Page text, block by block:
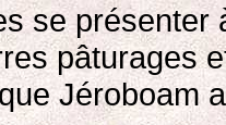
se présenter
pâturages
Jéroboam